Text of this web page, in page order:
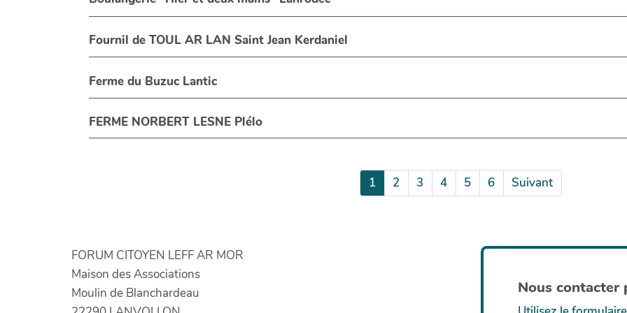
Fournil de TOUL AR LAN Saint Jean Kerdaniel
Ferme du Buzuc Lantic
FERME NORBERT LESNE Plélo
1 2 3 4 5 6 Suivant
FORUM CITOYEN LEFF AR MOR
Maison des Associations
Moulin de Blanchardeau
Nous contacter